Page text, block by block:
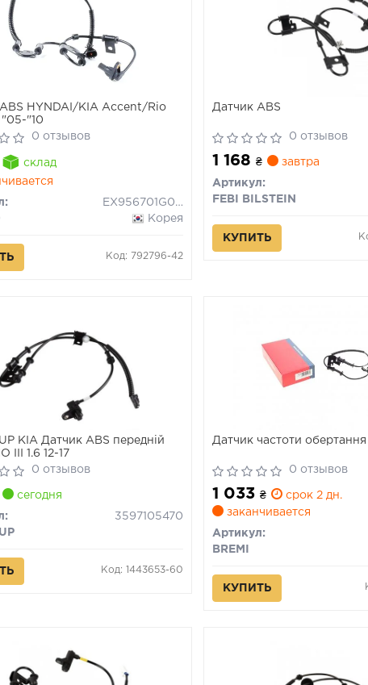
HYNDAI/KIA Accent/Rio
"05-"10
0 отзывов
склад
EX956701G000
Корея
Код: 792796-42
Датчик ABS
0 отзывов
1 168₴ завтра
Артикул:
FEBI BILSTEIN
КУПИТЬ
KIA Датчик ABS передній
III 1.6 12-17
0 отзывов
сегодня
3597105470
Код: 1443653-60
Датчик частоти
0 отзывов
1 033₴
срок 2 дн.
заканчивается
Артикул:
BREMI
КУПИТЬ